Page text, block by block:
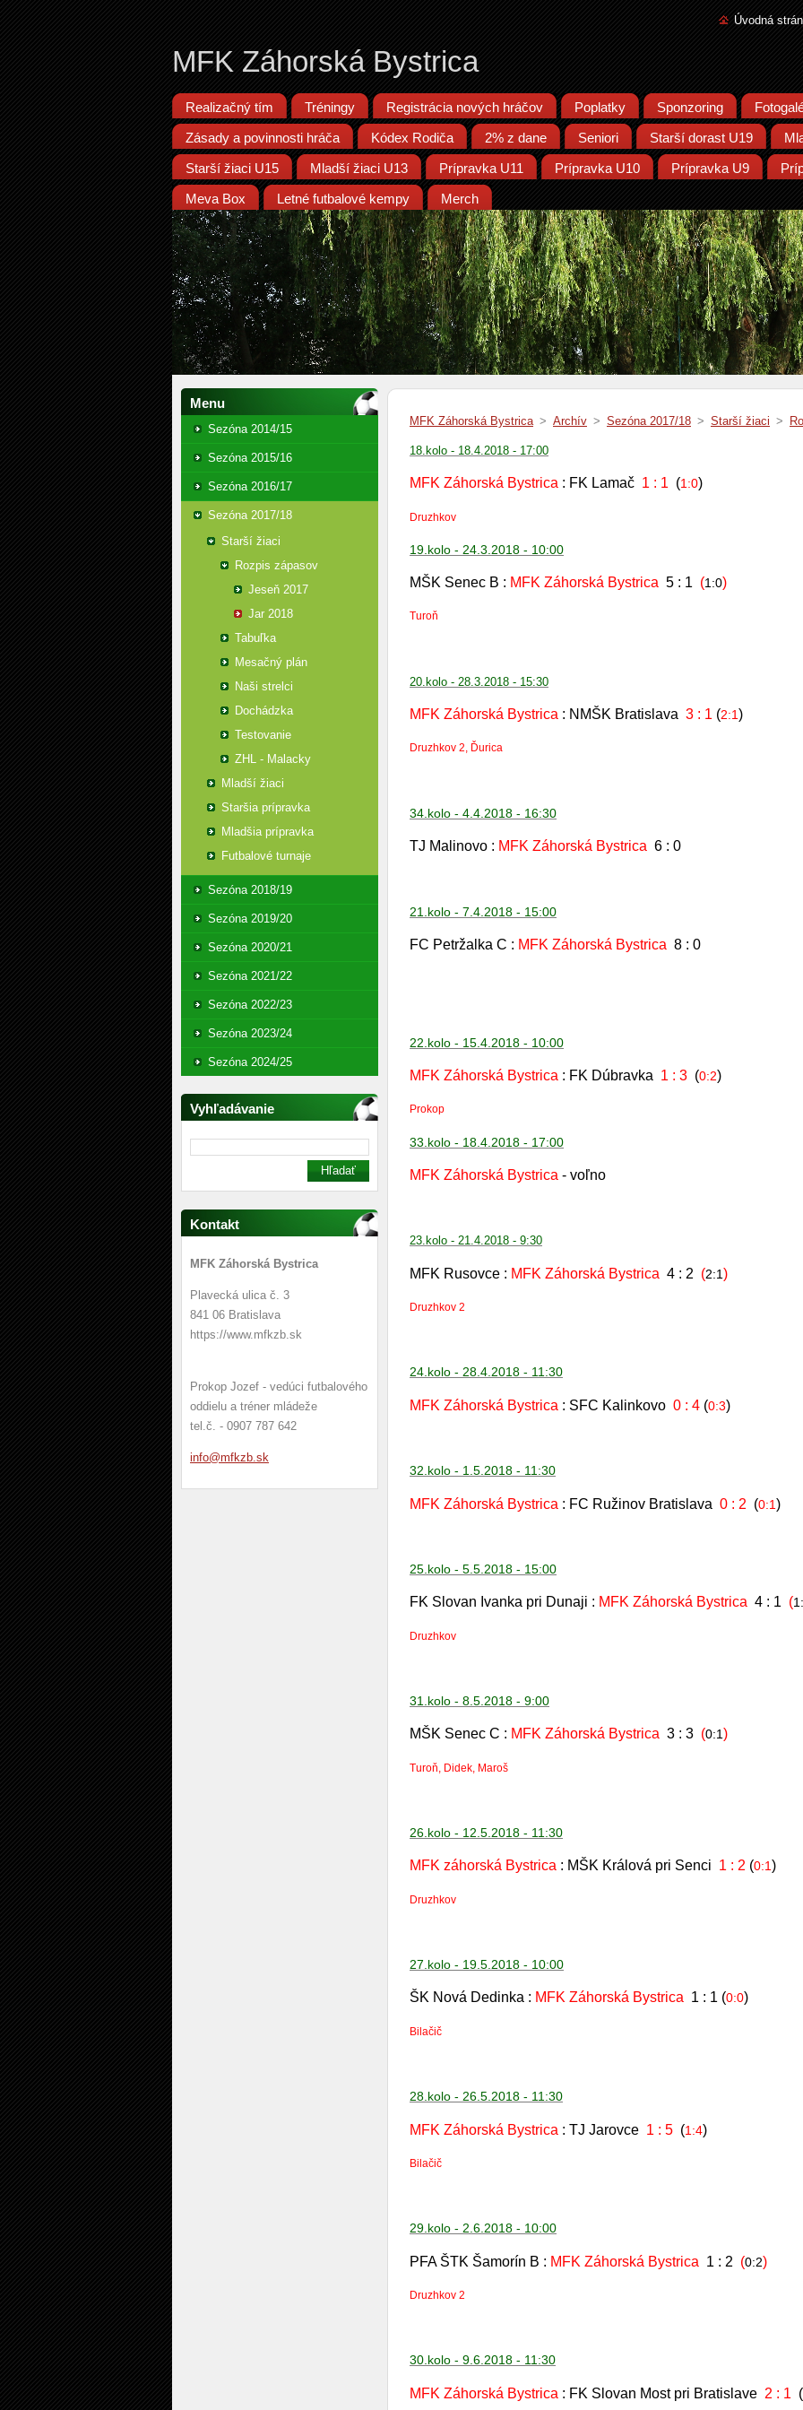
Úvodná
MFK Záhorská Bystrica
Realizačný tím Tréningy Registrácia nových hráčov Poplatky Sponzoring
Zásady a povinnosti hráča Kódex Rodiča 2% z dane Seniori Starší dorast U19
Starší žiaci U15 Mladší žiaci U13 Prípravka U11 Prípravka U10 Prípravka U9
Meva Box Letné futbalové kempy Merch
Menu
Sezóna 2014/15
Sezóna 2015/16
Sezóna 2016/17
Sezóna 2017/18
Starší žiaci
Rozpis zápasov
Jeseň 2017
Jar 2018
Tabuľka
Mesačný plán
Naši strelci
Dochádzka
Testovanie
ZHL - Malacky
Mladší žiaci
Staršia prípravka
Mladšia prípravka
Futbalové turnaje
Sezóna 2018/19
Sezóna 2019/20
Sezóna 2020/21
Sezóna 2021/22
Sezóna 2022/23
Sezóna 2023/24
Sezóna 2024/25
Vyhľadávanie
Kontakt
MFK Záhorská Bystrica
Plavecká ulica č. 3
841 06 Bratislava
https://www.mfkzb.sk
Prokop Jozef - vedúci futbalového
oddielu a tréner mládeže
tel.č. - 0907 787 642
info@mfkzb.sk
MFK Záhorská Bystrica > Archív > Sezóna 2017/18 > Starší žiaci >
18.kolo - 18.4.2018 - 17:00
MFK Záhorská Bystrica : FK Lamač 1 : 1 (1:0)
Druzhkov
19.kolo - 24.3.2018 - 10:00
MŠK Senec B : MFK Záhorská Bystrica 5 : 1 (1:0)
Turoň
20.kolo - 28.3.2018 - 15:30
MFK Záhorská Bystrica : NMŠK Bratislava 3 : 1 (2:1)
Druzhkov 2, Ďurica
34.kolo - 4.4.2018 - 16:30
TJ Malinovo : MFK Záhorská Bystrica 6 : 0
21.kolo - 7.4.2018 - 15:00
FC Petržalka C : MFK Záhorská Bystrica 8 : 0
22.kolo - 15.4.2018 - 10:00
MFK Záhorská Bystrica : FK Dúbravka 1 : 3 (0:2)
Prokop
33.kolo - 18.4.2018 - 17:00
MFK Záhorská Bystrica - voľno
23.kolo - 21.4.2018 - 9:30
MFK Rusovce : MFK Záhorská Bystrica 4 : 2 (2:1)
Druzhkov 2
24.kolo - 28.4.2018 - 11:30
MFK Záhorská Bystrica : SFC Kalinkovo 0 : 4 (0:3)
32.kolo - 1.5.2018 - 11:30
MFK Záhorská Bystrica : FC Ružinov Bratislava 0 : 2 (0:1)
25.kolo - 5.5.2018 - 15:00
FK Slovan Ivanka pri Dunaji : MFK Záhorská Bystrica 4 : 1 (
Druzhkov
31.kolo - 8.5.2018 - 9:00
MŠK Senec C : MFK Záhorská Bystrica 3 : 3 (0:1)
Turoň, Didek, Maroš
26.kolo - 12.5.2018 - 11:30
MFK záhorská Bystrica : MŠK Králová pri Senci 1 : 2 (0:1)
Druzhkov
27.kolo - 19.5.2018 - 10:00
ŠK Nová Dedinka : MFK Záhorská Bystrica 1 : 1 (0:0)
Bilačič
28.kolo - 26.5.2018 - 11:30
MFK Záhorská Bystrica : TJ Jarovce 1 : 5 (1:4)
Bilačič
29.kolo - 2.6.2018 - 10:00
PFA ŠTK Šamorín B : MFK Záhorská Bystrica 1 : 2 (0:2)
Druzhkov 2
30.kolo - 9.6.2018 - 11:30
MFK Záhorská Bystrica : FK Slovan Most pri Bratislave 2 : 1 (